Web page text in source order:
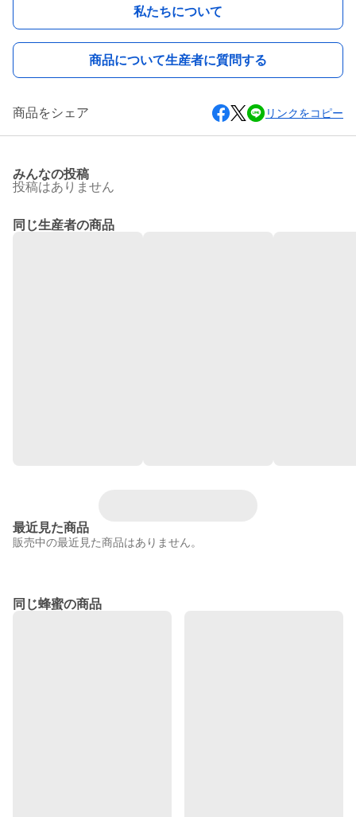
私たちについて
商品について生産者に質問する
商品をシェア リンクをコピー
みんなの投稿
投稿はありません
同じ生産者の商品
最近見た商品
販売中の最近見た商品はありません。
同じ蜂蜜の商品